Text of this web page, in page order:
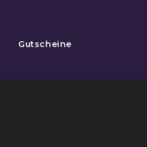
Gutscheine